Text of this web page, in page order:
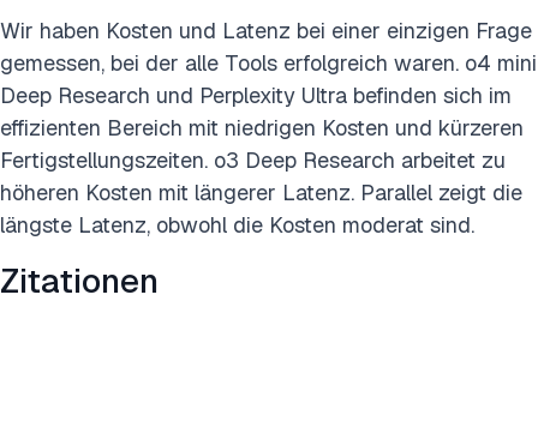
Wir haben Kosten und Latenz bei einer einzigen Frage
gemessen, bei der alle Tools erfolgreich waren. o4 mini
Deep Research und Perplexity Ultra befinden sich im
effizienten Bereich mit niedrigen Kosten und kürzeren
Fertigstellungszeiten. o3 Deep Research arbeitet zu
höheren Kosten mit längerer Latenz. Parallel zeigt die
längste Latenz, obwohl die Kosten moderat sind.
Zitationen